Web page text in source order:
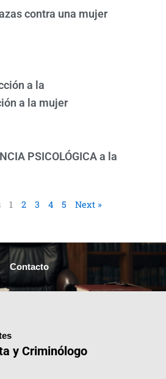
contra una mujer
a la
a la mujer
PSICOLÓGICA a la
1 2 3 4 5 Next »
Contacto
y Criminólogo